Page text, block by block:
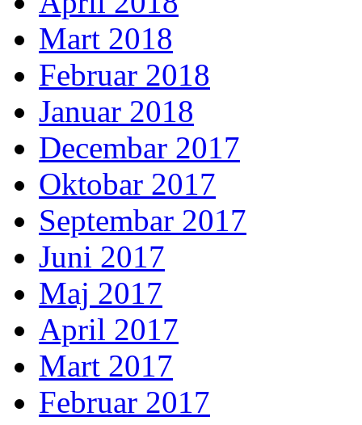
Mart 2018
Februar 2018
Januar 2018
Decembar 2017
Oktobar 2017
Septembar 2017
Juni 2017
Maj 2017
April 2017
Mart 2017
Februar 2017